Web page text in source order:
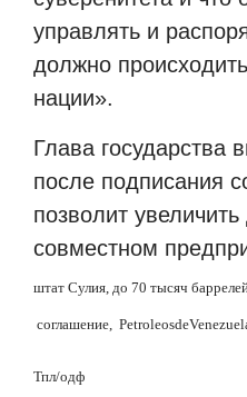
управлять и
должно
нации».
Глава
после подписания
позволит
совместном
штат Сулия, до 70 тысяч
соглашение, Petroleosde
Тпл/одф